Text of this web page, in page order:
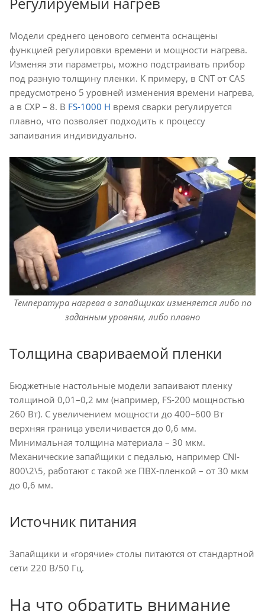
Модели среднего ценового сегмента оснащены
функцией регулировки времени и мощности нагрева.
Изменяя эти параметры, можно подстраивать прибор
под разную толщину пленки. К примеру, в CNT от CAS
предусмотрено 5 уровней изменения времени нагрева,
а в CXP – 8. В FS-1000 H время сварки регулируется
плавно, что позволяет подходить к процессу
запаивания индивидуально.
Температура нагрева в запайщиках изменяется либо по
заданным уровням, либо плавно
Толщина свариваемой пленки
Бюджетные настольные модели запаивают пленку
толщиной 0,01–0,2 мм (например, FS-200 мощностью
260 Вт). С увеличением мощности до 400–600 Вт
верхняя граница увеличивается до 0,6 мм.
Минимальная толщина материала – 30 мкм.
Механические запайщики с педалью, например CNI-
800\2\5, работают с такой же ПВХ-пленкой – от 30 мкм
до 0,6 мм.
Источник питания
Запайщики и «горячие» столы питаются от стандартной
сети 220 В/50 Гц.
На что обратить внимание